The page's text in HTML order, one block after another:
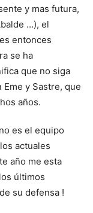
y mas futura,
…), el
entonces
se ha
que no siga
y Sastre, que
años.
es el equipo
actuales
año me esta
últimos
su defensa !